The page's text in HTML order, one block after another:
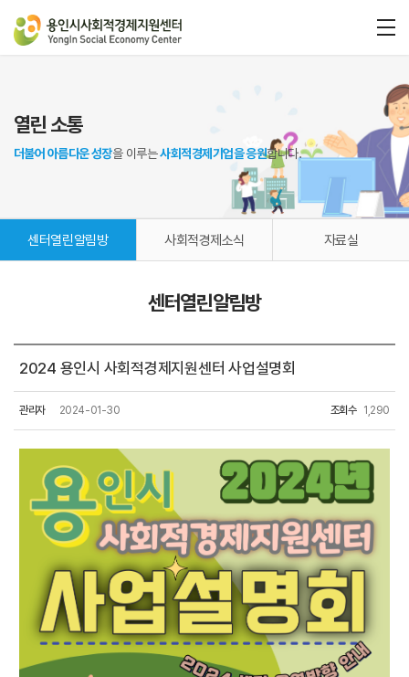
열린 소통
더불어 아름다운 성장을 이루는사회적경제기업을 응원합니다.
센터열린알림방 사회적경제소식 자료실
센터열린알림방
2024 용인시 사회적경제지원센터 사업설명회
관리자 2024-01-30 조회수 1,290